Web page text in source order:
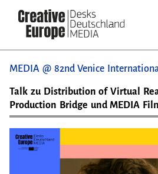
zum
Inhalt
Suche
MEDIA @ 82nd Venice
Talk zu Distribution of Virtual
Production Bridge und MEDIA